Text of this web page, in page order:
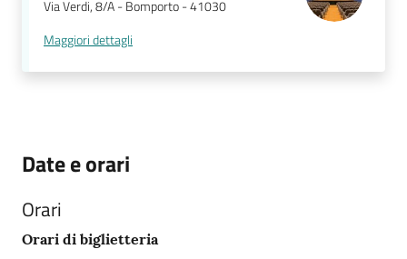
Via Verdi, 8/A - Bomporto - 41030
Maggiori dettagli
Date e orari
Orari
Orari di biglietteria